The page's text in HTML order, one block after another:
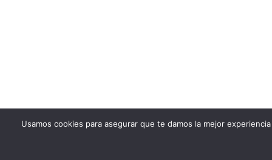
Usamos cookies para asegurar que te damos la mejor